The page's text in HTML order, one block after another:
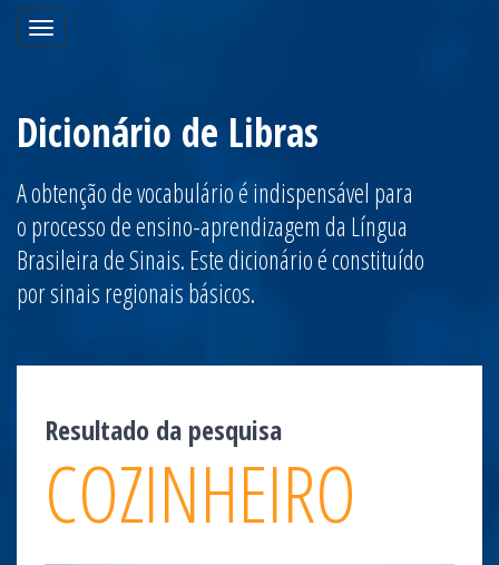
Toggle
navigation
Dicionário de Libras
A obtenção de vocabulário é indispensável para
o processo de ensino-aprendizagem da Língua
Brasileira de Sinais. Este dicionário é constituído
por sinais regionais básicos.
Resultado da pesquisa
COZINHEIRO